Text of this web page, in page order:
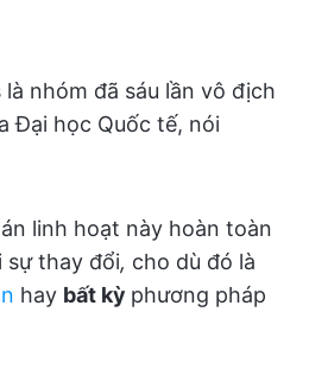
nhóm đã sáu lần vô địch
Đại học Quốc tế, nói
linh hoạt này hoàn toàn
sự thay đổi, cho dù đó là
hay bất kỳ phương pháp